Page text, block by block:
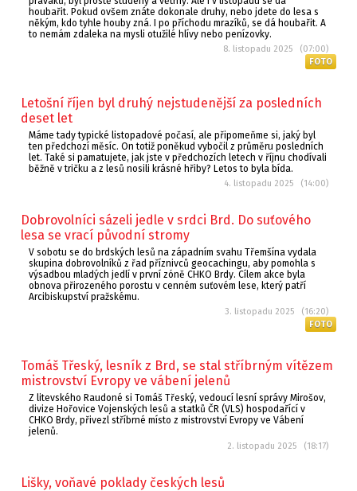
houbařit. Pokud ovšem znáte dokonale druhy, nebo jdete do lesa s
někým, kdo tyhle houby zná. I po příchodu mrazíků, se dá houbařit. A
to nemám zdaleka na mysli otužilé hlívy nebo penízovky.
8. listopadu 2025 (07:00)
FOTO
Letošní říjen byl druhý nejstudenější za posledních
deset let
Máme tady typické listopadové počasí, ale připomeňme si, jaký byl
ten předchozí měsíc. On totiž poněkud vybočil z průměru posledních
let. Také si pamatujete, jak jste v předchozích letech v říjnu chodívali
běžně v tričku a z lesů nosili krásné hřiby? Letos to byla bída.
4. listopadu 2025 (14:00)
Dobrovolníci sázeli jedle v srdci Brd. Do suťového
lesa se vrací původní stromy
V sobotu se do brdských lesů na západním svahu Třemšína vydala
skupina dobrovolníků z řad příznivců geocachingu, aby pomohla s
výsadbou mladých jedlí v první zóně CHKO Brdy. Cílem akce byla
obnova přirozeného porostu v cenném suťovém lese, který patří
Arcibiskupství pražskému.
3. listopadu 2025 (16:20)
FOTO
Tomáš Třeský, lesník z Brd, se stal stříbrným vítězem
mistrovství Evropy ve vábení jelenů
Z litevského Raudoné si Tomáš Třeský, vedoucí lesní správy Mirošov,
divize Hořovice Vojenských lesů a statků ČR (VLS) hospodařící v
CHKO Brdy, přivezl stříbrné místo z mistrovství Evropy ve Vábení
jelenů.
2. listopadu 2025 (18:17)
Lišky, voňavé poklady českých lesů